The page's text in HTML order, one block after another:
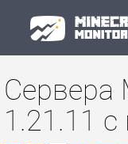
Сервера
1.21.11